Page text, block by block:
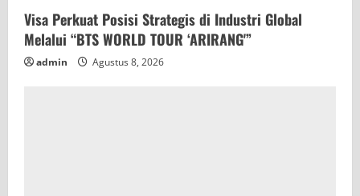
Visa Perkuat Posisi Strategis di Industri Global
Melalui “BTS WORLD TOUR ‘ARIRANG'”
admin Agustus 8, 2026